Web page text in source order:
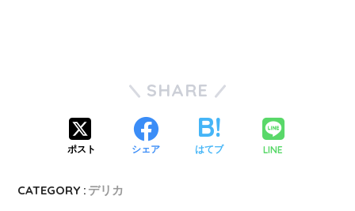
SHARE
ポスト シェア はてブ LINE
CATEGORY : デリカ